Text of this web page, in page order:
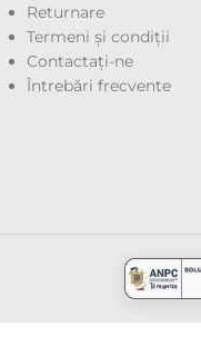
Returnare
Termeni și condiții
Contactaţi-ne
Întrebări frecvente